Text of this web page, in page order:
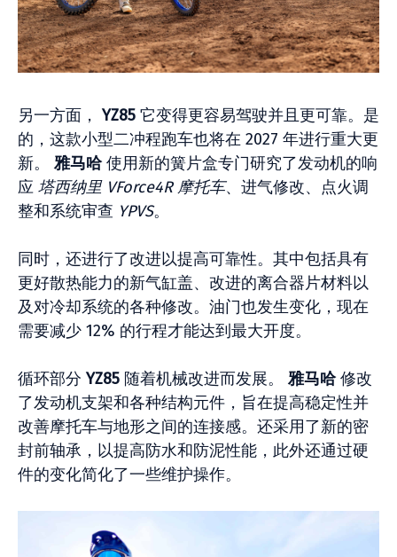
另一方面， YZ85 它变得更容易驾驶并且更可靠。是
的，这款小型二冲程跑车也将在 2027 年进行重大更
新。 雅马哈使用新的簧片盒专门研究了发动机的响
应 塔西纳里 VForce4R 摩托车、进气修改、点火调
整和系统审查 YPVS。
同时，还进行了改进以提高可靠性。其中包括具有
更好散热能力的新气缸盖、改进的离合器片材料以
及对冷却系统的各种修改。油门也发生变化，现在
需要减少 12% 的行程才能达到最大开度。
循环部分 YZ85 随着机械改进而发展。 雅马哈修改
了发动机支架和各种结构元件，旨在提高稳定性并
改善摩托车与地形之间的连接感。还采用了新的密
封前轴承，以提高防水和防泥性能，此外还通过硬
件的变化简化了一些维护操作。